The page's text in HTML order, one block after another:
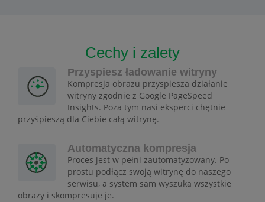
Cechy i zalety
Przyspiesz ładowanie witryny
Kompresja obrazu przyspiesza działanie
witryny zgodnie z Google PageSpeed
Insights. Poza tym nasi eksperci chętnie
przyśpieszą dla Ciebie całą witrynę.
Automatyczna kompresja
Proces jest w pełni zautomatyzowany. Po
prostu podłącz swoją witrynę do naszego
serwisu, a system sam wyszuka wszystkie
obrazy i skompresuje je.